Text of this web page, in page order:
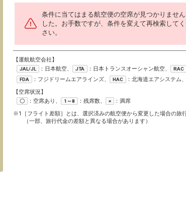
条件に当てはまる航空便の空席が見つかりませ
した。お手数ですが、条件を変えて再検索して
さい。
【運航航空会社】
JAL/JL ：日本航空、 JTA ：日本トランスオーシャン航空、 RAC
FDA ：フジドリームエアラインズ、 HAC ：北海道エアシステム、
【空席状況】
〇 ：空席あり、 1～8 ：残席数、 ×
：満席
※1［フライト差額］とは、選択済みの航空便から変更した場合の旅
（一部、旅行代金の差額と異なる場合があります）